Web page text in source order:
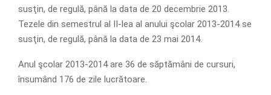
susţin, de regulă, până la data de 20 decembrie 2013.
Tezele din semestrul al II-lea al anului şcolar 2013-2014 se
susţin, de regulă, până la data de 23 mai 2014.
Anul şcolar 2013-2014 are 36 de săptămâni de cursuri,
însumând 176 de zile lucrătoare.